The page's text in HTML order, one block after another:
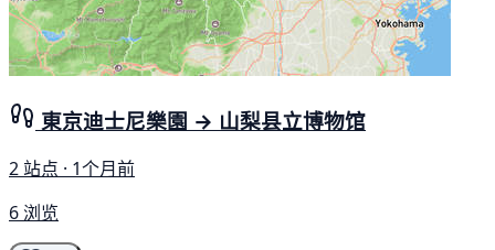
東京迪士尼樂園 → 山梨县立博物馆
2 站点 · 1个月前
6 浏览